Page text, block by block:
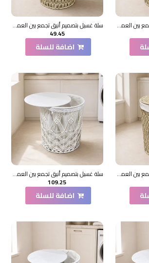
سلة غسيل بتصميم أنيق تجمع بين العملية والطابع الديكوري سلة غسيل بتصميم أنيق تجمع بين العملية والطابع الديكوري
49.45
اضافة للسلة
سلة غسيل بتصميم أنيق تجمع بين العملية والطابع الديكوري سلة غسيل بتصميم أنيق تجمع بين العملية والطابع الديكوري
109.25
اضافة للسلة